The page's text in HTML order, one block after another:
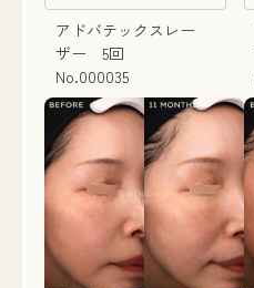
アドバテックスレー
ザー 5回
No.000035